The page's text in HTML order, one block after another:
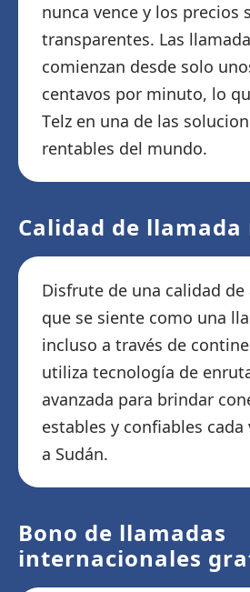
nunca vence y los precios
transparentes. Las
comienzan desde solo
centavos por minuto, lo
Telz en una de las
rentables del mundo.
Calidad de
Disfrute de una calidad
que se siente como una
incluso a través de
utiliza tecnología de
avanzada para brindar
estables y confiables cada
a Sudán.
Bono de llamadas
internacionales